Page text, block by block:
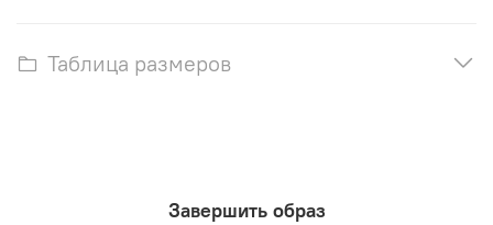
Таблица размеров
Завершить образ